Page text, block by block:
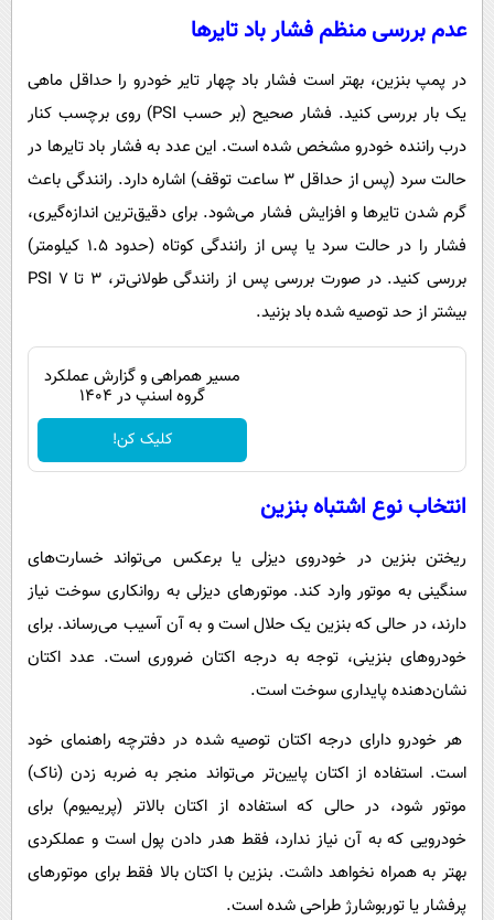
عدم بررسی منظم فشار باد تایرها
در پمپ بنزین، بهتر است فشار باد چهار تایر خودرو را حداقل ماهی
یک بار بررسی کنید. فشار صحیح (بر حسب PSI) روی برچسب کنار
درب راننده خودرو مشخص شده است. این عدد به فشار باد تایرها در
حالت سرد (پس از حداقل ۳ ساعت توقف) اشاره دارد. رانندگی باعث
گرم شدن تایرها و افزایش فشار می‌شود. برای دقیق‌ترین اندازه‌گیری،
فشار را در حالت سرد یا پس از رانندگی کوتاه (حدود ۱.۵ کیلومتر)
بررسی کنید. در صورت بررسی پس از رانندگی طولانی‌تر، ۳ تا ۷ PSI
بیشتر از حد توصیه شده باد بزنید.
مسیر همراهی و گزارش عملکرد
گروه اسنپ در ۱۴۰۴
کلیک کن!
انتخاب نوع اشتباه بنزین
ریختن بنزین در خودروی دیزلی یا برعکس می‌تواند خسارت‌های
سنگینی به موتور وارد کند. موتورهای دیزلی به روانکاری سوخت نیاز
دارند، در حالی که بنزین یک حلال است و به آن آسیب می‌رساند. برای
خودروهای بنزینی، توجه به درجه اکتان ضروری است. عدد اکتان
نشان‌دهنده پایداری سوخت است.
هر خودرو دارای درجه اکتان توصیه شده در دفترچه راهنمای خود
است. استفاده از اکتان پایین‌تر می‌تواند منجر به ضربه زدن (ناک)
موتور شود، در حالی که استفاده از اکتان بالاتر (پریمیوم) برای
خودرویی که به آن نیاز ندارد، فقط هدر دادن پول است و عملکردی
بهتر به همراه نخواهد داشت. بنزین با اکتان بالا فقط برای موتورهای
پرفشار یا توربوشارژ طراحی شده است.